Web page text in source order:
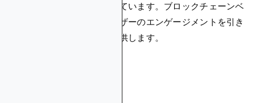
エストゲームとして知られています。ブロックチェーンベ
ースのゲームを通じてユーザーのエンゲージメントを引き
出すための金銭的報酬を提供します。